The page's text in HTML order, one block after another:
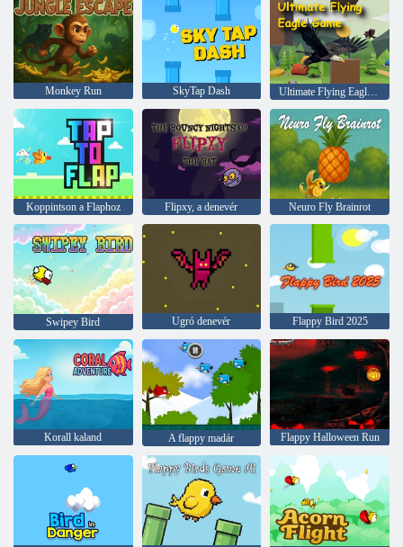
Monkey Run SkyTap Dash Ultimate Flying Eagle játék
Koppintson a Flaphoz Flipxy, a denevér Neuro Fly Brainrot
Swipey Bird Ugró denevér Flappy Bird 2025
Korall kaland A flappy madár Flappy Halloween Run